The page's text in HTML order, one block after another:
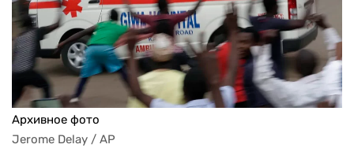
Архивное фото
Jerome Delay / AP